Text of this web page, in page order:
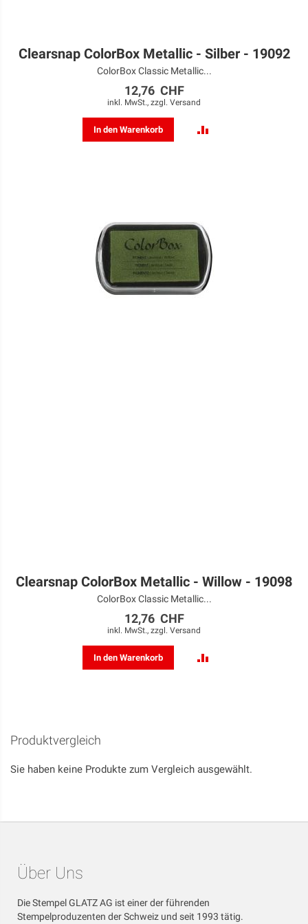
Clearsnap ColorBox Metallic - Silber - 19092
ColorBox Classic Metallic...
12,76 CHF
inkl. MwSt., zzgl. Versand
In den Warenkorb
Clearsnap ColorBox Metallic - Willow - 19098
ColorBox Classic Metallic...
12,76 CHF
inkl. MwSt., zzgl. Versand
In den Warenkorb
Produktvergleich
Sie haben keine Produkte zum Vergleich ausgewählt.
Über Uns
Die Stempel GLATZ AG ist einer der führenden
Stempelproduzenten der Schweiz und seit 1993 tätig.